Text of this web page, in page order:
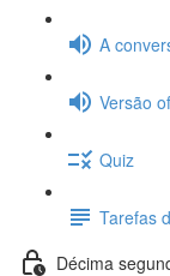
A
Versão
Quiz
Tarefas
Décima